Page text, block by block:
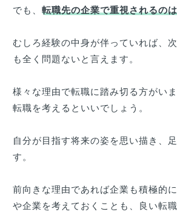
でも、 転職先の企業で重視されるの
むしろ経験の中身が伴っていれば、
も全く問題ないと言えます。
様々な理由で転職に踏み切る方がい
転職を考えるといいでしょう。
自分が目指す将来の姿を思い描き、
す。
前向きな理由であれば企業も積極的
や企業を考えておくことも、良い転